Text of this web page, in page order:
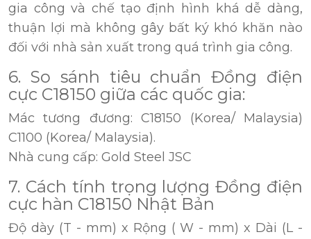
gia công và chế tạo định hình khá dễ dàng,
thuận lợi mà không gây bất ký khó khăn nào
đối với nhà sản xuất trong quá trình gia công.
6. So sánh tiêu chuẩn Đồng điện
cực C18150 giữa các quốc gia:
Mác tương đương: C18150 (Korea/ Malaysia)
C1100 (Korea/ Malaysia).
Nhà cung cấp: Gold Steel JSC
7. Cách tính trọng lượng Đồng điện
cực hàn C18150 Nhật Bản
Độ dày (T - mm) x Rộng ( W - mm) x Dài (L -